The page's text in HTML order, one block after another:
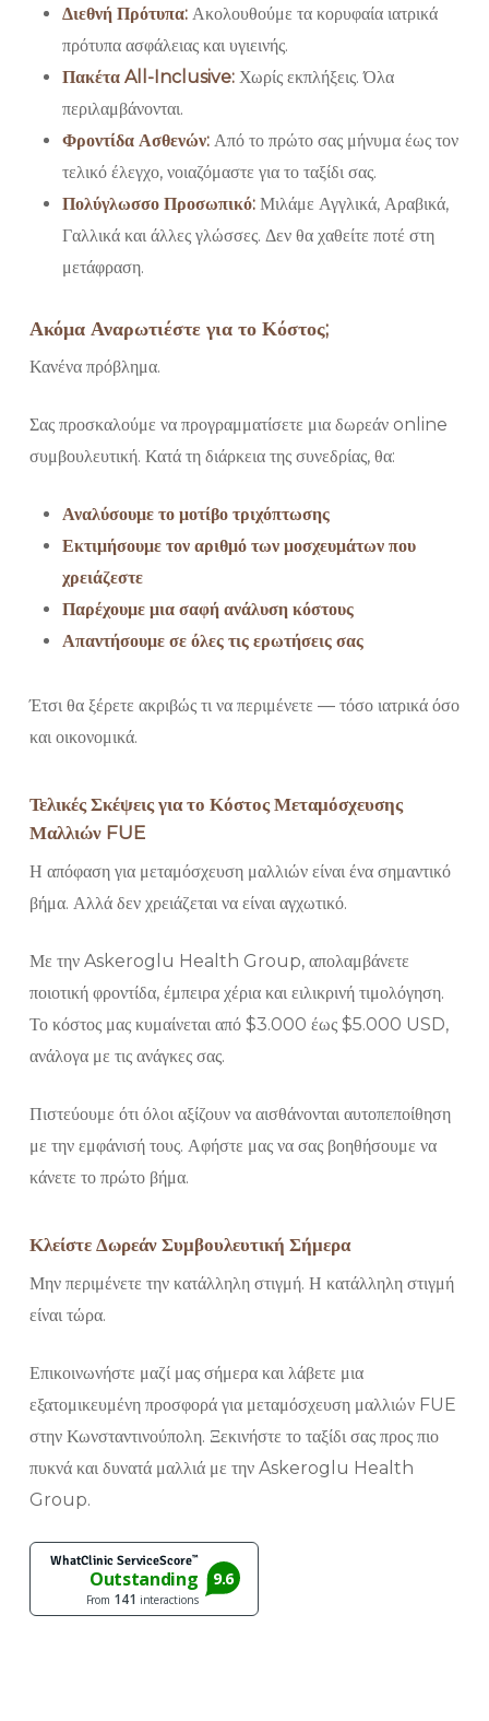
Διεθνή Πρότυπα:Ακολουθούμε τα κορυφαία ιατρικά
πρότυπα ασφάλειας και υγιεινής.
Πακέτα All-Inclusive:Χωρίς εκπλήξεις. Όλα
περιλαμβάνονται.
Φροντίδα Ασθενών:Από το πρώτο σας μήνυμα έως τον
τελικό έλεγχο, νοιαζόμαστε για το ταξίδι σας.
Πολύγλωσσο Προσωπικό:Μιλάμε Αγγλικά, Αραβικά,
Γαλλικά και άλλες γλώσσες. Δεν θα χαθείτε ποτέ στη
μετάφραση.
Ακόμα Αναρωτιέστε για το Κόστος;
Κανένα πρόβλημα.
Σας προσκαλούμε να προγραμματίσετε μια δωρεάν online
συμβουλευτική. Κατά τη διάρκεια της συνεδρίας, θα:
Αναλύσουμε το μοτίβο τριχόπτωσης
Εκτιμήσουμε τον αριθμό των μοσχευμάτων που
χρειάζεστε
Παρέχουμε μια σαφή ανάλυση κόστους
Απαντήσουμε σε όλες τις ερωτήσεις σας
Έτσι θα ξέρετε ακριβώς τι να περιμένετε — τόσο ιατρικά όσο
και οικονομικά.
Τελικές Σκέψεις για το Κόστος Μεταμόσχευσης
Μαλλιών FUE
Η απόφαση για μεταμόσχευση μαλλιών είναι ένα σημαντικό
βήμα. Αλλά δεν χρειάζεται να είναι αγχωτικό.
Με την Askeroglu Health Group, απολαμβάνετε
ποιοτική φροντίδα, έμπειρα χέρια και ειλικρινή τιμολόγηση.
Το κόστος μας κυμαίνεται από $3.000 έως $5.000 USD,
ανάλογα με τις ανάγκες σας.
Πιστεύουμε ότι όλοι αξίζουν να αισθάνονται αυτοπεποίθηση
με την εμφάνισή τους. Αφήστε μας να σας βοηθήσουμε να
κάνετε το πρώτο βήμα.
Κλείστε Δωρεάν Συμβουλευτική Σήμερα
Μην περιμένετε την κατάλληλη στιγμή. Η κατάλληλη στιγμή
είναι τώρα.
Επικοινωνήστε μαζί μας σήμερα και λάβετε μια
εξατομικευμένη προσφορά για μεταμόσχευση μαλλιών FUE
στην Κωνσταντινούπολη. Ξεκινήστε το ταξίδι σας προς πιο
πυκνά και δυνατά μαλλιά με την Askeroglu Health
Group.